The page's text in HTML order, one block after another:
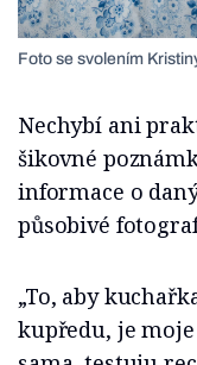
Foto se svolením
Nechybí ani
šikovné
informace o
působivé
„To, aby
kupředu, je